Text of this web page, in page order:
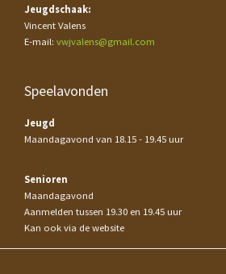
Jeugdschaak:
Vincent Valens
E-mail: vwjvalens@gmail.com
Speelavonden
Jeugd
Maandagavond van 18.15 - 19.45 uur
Senioren
Maandagavond
Aanmelden tussen 19.30 en 19.45 uur
Kan ook via de website